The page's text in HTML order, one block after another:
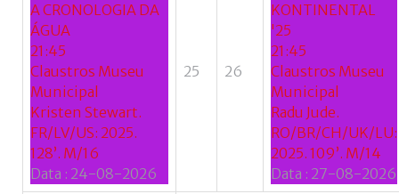
A CRONOLOGIA DA
ÁGUA
21:45
Claustros Museu
Municipal
Kristen Stewart.
FR/LV/US: 2025.
128’. M/16
Data : 24-08-2026
25 26
KONTINENTAL
'25
21:45
Claustros Museu
Municipal
Radu Jude.
RO/BR/CH/UK/LU:
2025. 109’. M/14
Data : 27-08-2026